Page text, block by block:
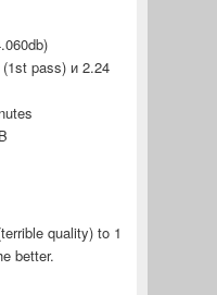
pass) и 2.24
quality) to 1
better.